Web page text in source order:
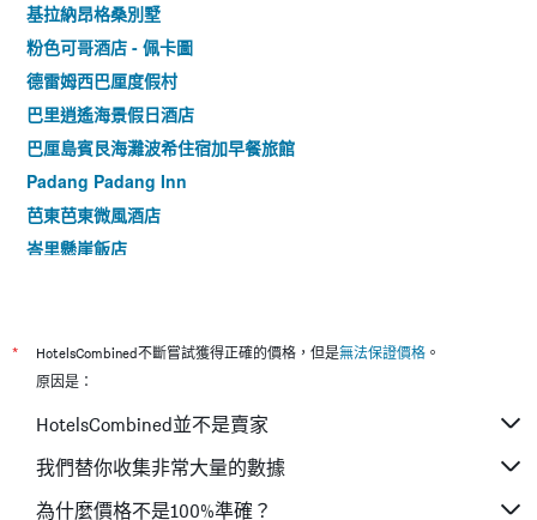
基拉納昂格桑別墅
粉色可哥酒店 - 佩卡圖
德雷姆西巴厘度假村
巴里逍遙海景假日酒店
巴厘島賓艮海灘波希住宿加早餐旅館
Padang Padang Inn
芭東芭東微風酒店
峇里懸崖飯店
薩爾祕境民宿
巴厘島棕櫚園酒店
岩礁旅館
普拉塔瑪努沙杜阿阿瑪麗絲酒店
* HotelsCombined不斷嘗試獲得正確的價格，但是無法保證價格 。
原因是：
HotelsCombined並不是賣家
我們替你收集非常大量的數據
為什麼價格不是100%準確？